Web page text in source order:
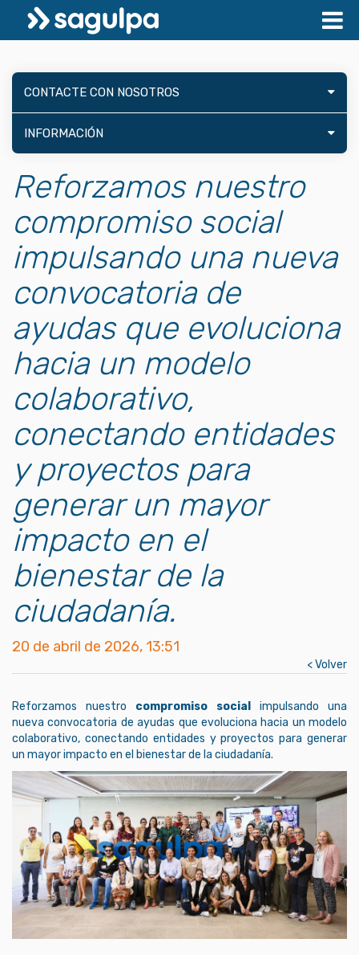
CONTACTE CON NOSOTROS
INFORMACIÓN
Reforzamos nuestro
compromiso social
impulsando una nueva
convocatoria de
ayudas que evoluciona
hacia un modelo
colaborativo,
conectando entidades
y proyectos para
generar un mayor
impacto en el
bienestar de la
ciudadanía.
20 de abril de 2026, 13:51
< Volver
Reforzamos nuestro compromiso social
impulsando una
nueva convocatoria de ayudas que evoluciona hacia un modelo
colaborativo, conectando entidades y proyectos para generar
un mayor impacto en el bienestar de la ciudadanía.